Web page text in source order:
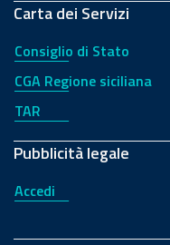
Carta dei Servizi
Consiglio di Stato
CGA Regione siciliana
TAR
Pubblicità legale
Accedi